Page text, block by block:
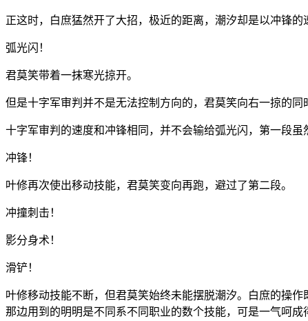
正这时，白庶猛然开了大招，极近的距离，潮汐却是以冲锋的
弧光闪！
君莫笑带着一抹寒光掠开。
但是十字军审判并不是无法控制方向的，君莫笑向右一掠的同
十字军审判的速度和冲锋相同，并不会输给弧光闪，第一段虽
冲锋！
叶修再次使出移动技能，君莫笑变向再跑，避过了第二段。
冲撞刺击！
影分身术！
滑铲！
叶修移动技能不断，但君莫笑始终未能摆脱潮汐。白庶的操
那边用到的明明是不同系不同职业的数个技能，可是一气呵